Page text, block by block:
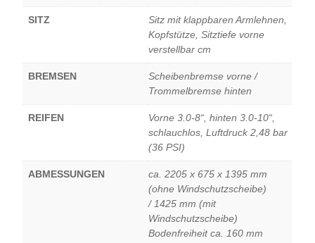
SITZ
Sitz mit klappbaren Armlehnen,
Kopfstütze, Sitztiefe vorne
verstellbar cm
BREMSEN
Scheibenbremse vorne /
Trommelbremse hinten
REIFEN
Vorne 3.0-8“, hinten 3.0-10“,
schlauchlos, Luftdruck 2,48 bar
(36 PSI)
ABMESSUNGEN
ca. 2205 x 675 x 1395 mm
(ohne Windschutzscheibe)
/ 1425 mm (mit
Windschutzscheibe)
Bodenfreiheit ca. 160 mm